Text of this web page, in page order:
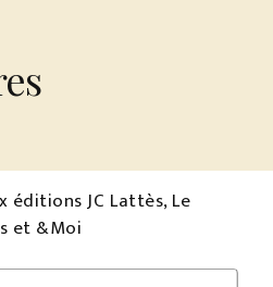
éditions JC Lattès, Le
et &Moi